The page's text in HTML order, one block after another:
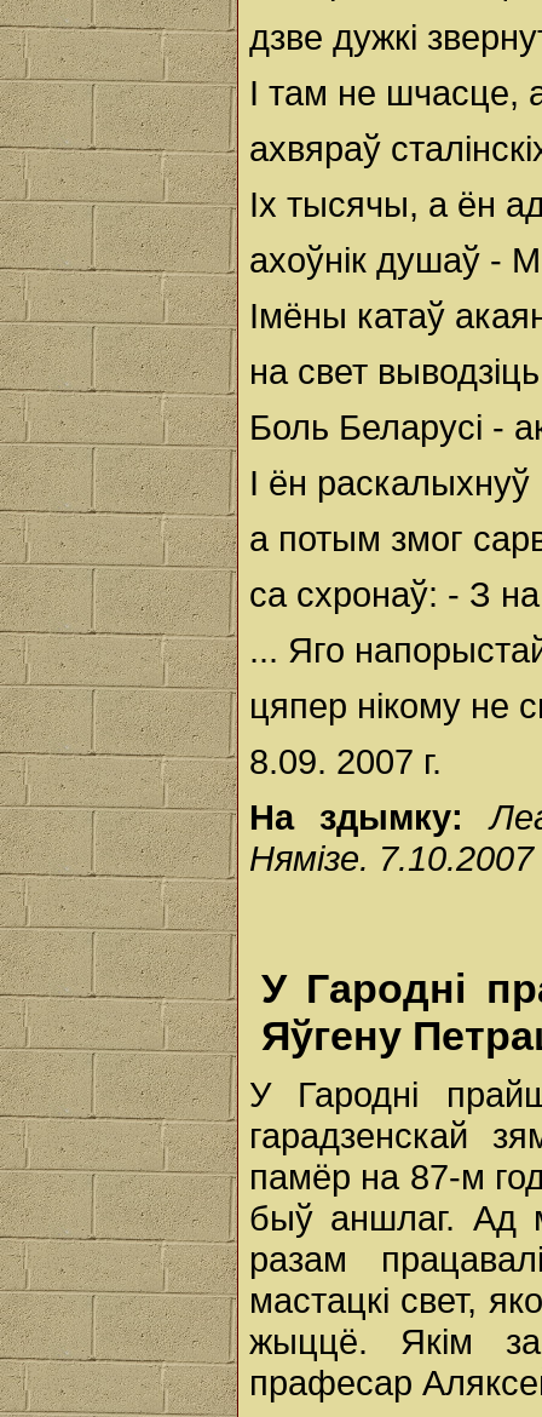
дзве дужкі
I там не шчасце,
ахвяраў
Іх тысячы, а ён
ахоўнік душаў -
Імёны катаў
на свет
Боль Беларусі -
I ён раскалыхнуў
а потым змог
са схронаў: - З
... Яго
цяпер нікому не
8.09. 2007 г.
На здымку:
Нямізе.
У Гародні
Яўгену
У Гародні
гарадзенскай
памёр на 87-м
быў аншлаг. Ад
разам
мастацкі свет,
жыццё. Якім
прафесар